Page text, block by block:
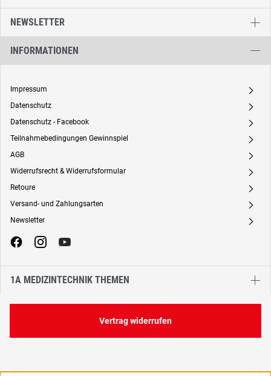
NEWSLETTER
INFORMATIONEN
Impressum A
Datenschutz A
Datenschutz - Facebook A
Teilnahmebedingungen Gewinnspiel A
AGB A
Widerrufsrecht & Widerrufsformular A
Retoure A
Versand- und Zahlungsarten A
Newsletter A
1A MEDIZINTECHNIK THEMEN
Vertrag widerrufen